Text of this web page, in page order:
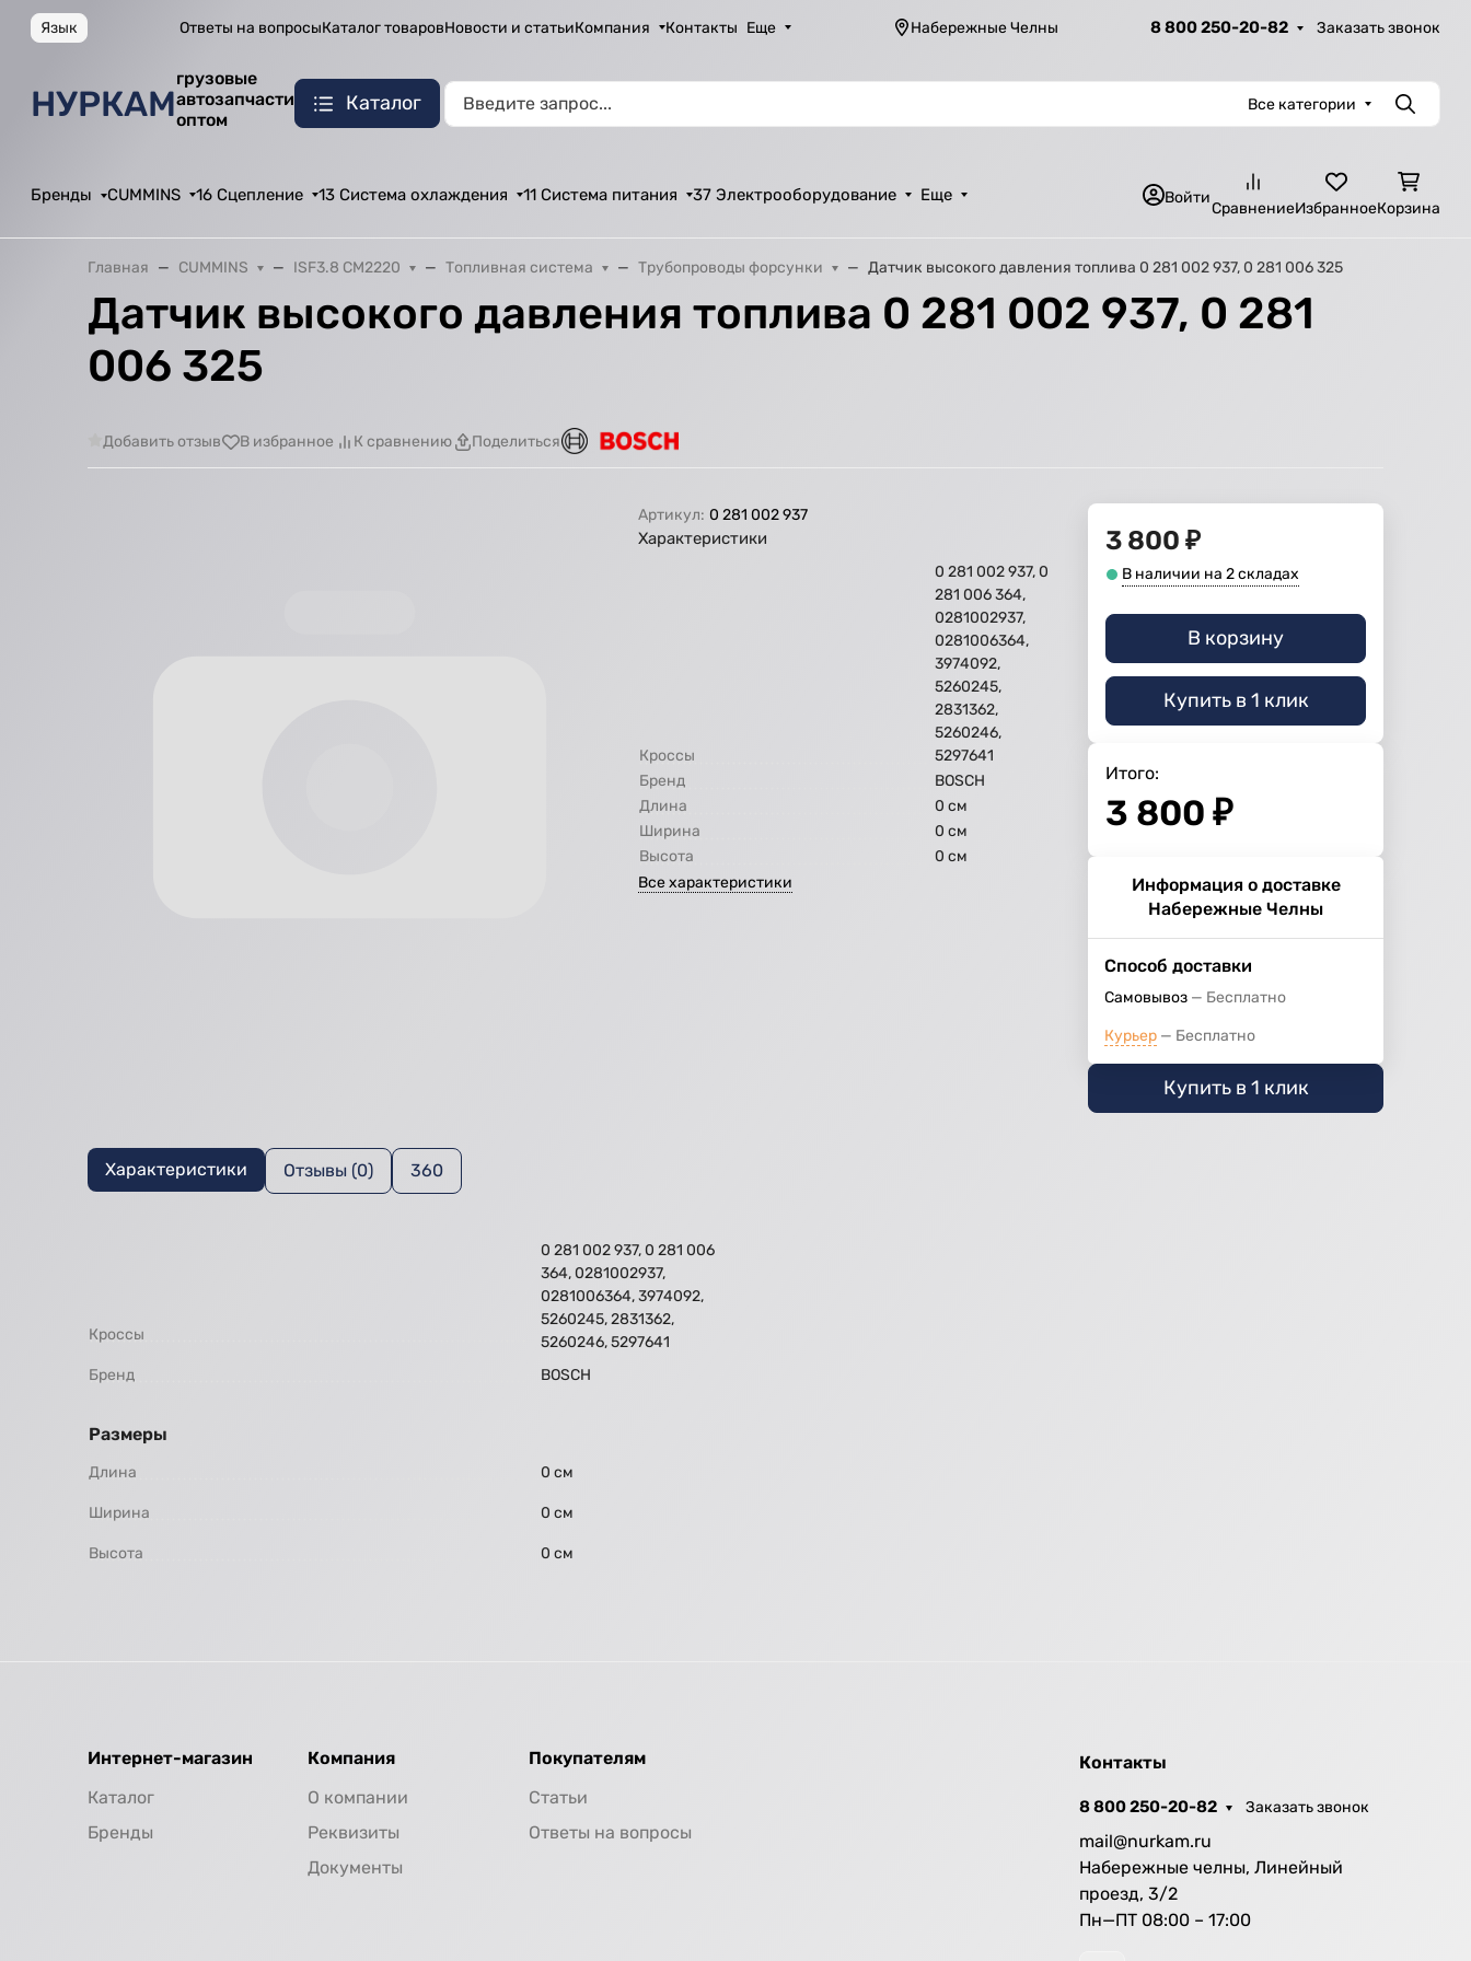
Язык Ответы на вопросыКаталог товаровНовости и статьиКомпания Контакты Еще Набережные Челны 8 800 250-20-82 Заказать звонок
НУРКАМ
грузовые
автозапчасти
оптом
Каталог Все категории Поиск
Бренды CUMMINS 16 Сцепление 13 Система охлаждения 11 Система питания 37 Электрооборудование Еще Войти
СравнениеИзбранноеКорзина
Главная CUMMINS ISF3.8 CM2220 Топливная система Трубопроводы форсунки Датчик высокого давления топлива 0 281 002 937, 0 281 006 325
Датчик высокого давления топлива 0 281 002 937, 0 281
006 325
Добавить отзыв В избранное К сравнению Поделиться
Артикул: 0 281 002 937
Характеристики
Кроссы
0 281 002 937, 0
281 006 364,
0281002937,
0281006364,
3974092,
5260245,
2831362,
5260246,
5297641
Бренд
BOSCH
Длина
0 см
Ширина
0 см
Высота
0 см
Все характеристики
3 800 ₽
В наличии на 2 складах
В корзину
Купить в 1 клик
Итого:
3 800 ₽
Информация о доставке
Набережные Челны
Способ доставки
Самовывоз Бесплатно
Курьер Бесплатно
Купить в 1 клик
Характеристики Отзывы (0) 360
Кроссы
0 281 002 937, 0 281 006
364, 0281002937,
0281006364, 3974092,
5260245, 2831362,
5260246, 5297641
Бренд
BOSCH
Размеры
Длина 0 см
Ширина 0 см
Высота 0 см
Интернет-магазин
Каталог
Бренды
Компания
О компании
Реквизиты
Документы
Покупателям
Статьи
Ответы на вопросы
Контакты
8 800 250-20-82 Заказать звонок
mail@nurkam.ru
Набережные челны, Линейный
проезд, 3/2
Пн—ПТ 08:00 – 17:00